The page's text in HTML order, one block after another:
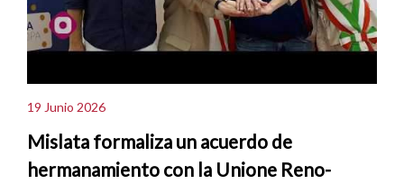
19 Junio 2026
Mislata formaliza un acuerdo de
hermanamiento con la Unione Reno-